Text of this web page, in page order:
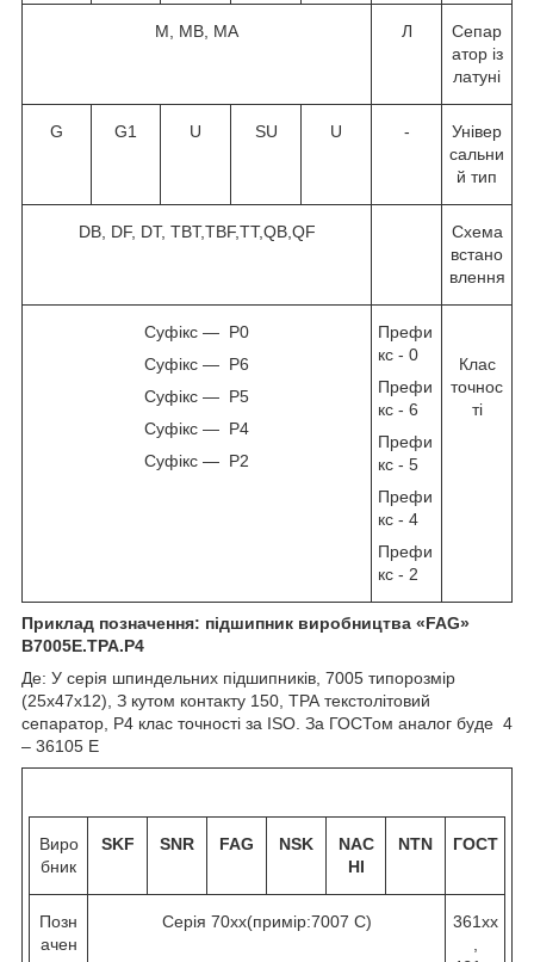
M, MB, MA Л
Сепар
атор із
латуні
G G1 U SU U -
Універ
сальни
й тип
DB, DF, DT, TBT,TBF,TT,QB,QF
Схема
встано
влення
Суфікс — P0
Суфікс — P6
Суфікс — P5
Суфікс — P4
Суфікс — P2
Префи
кс - 0
Префи
кс - 6
Префи
кс - 5
Префи
кс - 4
Префи
кс - 2
Клас
точнос
ті
Приклад позначення: підшипник виробництва «FAG»
B7005Е.TPA.P4
Де: У серія шпиндельних підшипників, 7005 типорозмір
(25х47х12), З кутом контакту 150 , ТРА текстолітовий
сепаратор, Р4 клас точності за ISO. За ГОСТом аналог буде 4
– 36105 Е
Виро
бник
SKF SNR FAG NSK
NAC
HI
NTN ГОСТ
Позн
ачен
Серія 70хх(примір:7007 C)
361хх